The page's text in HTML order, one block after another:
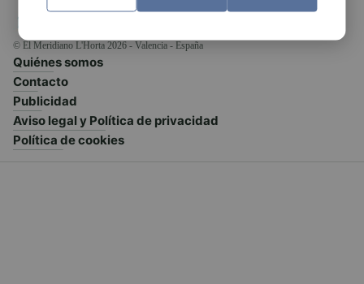
© El Meridiano L'Horta 2026 - Valencia - España
Quiénes somos
Contacto
Publicidad
Aviso legal y Política de privacidad
Política de cookies